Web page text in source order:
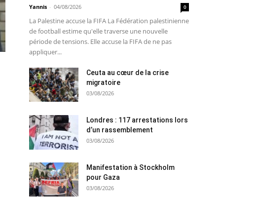
Yannis - 04/08/2026 0
La Palestine accuse la FIFA La Fédération palestinienne
de football estime qu'elle traverse une nouvelle
période de tensions. Elle accuse la FIFA de ne pas
appliquer...
Ceuta au cœur de la crise
migratoire
03/08/2026
Londres : 117 arrestations lors
d’un rassemblement
03/08/2026
Manifestation à Stockholm
pour Gaza
03/08/2026